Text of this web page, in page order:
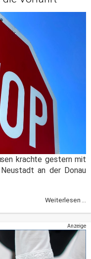
krachte gestern mit
an der Donau
Weiterlesen ...
Anzeige